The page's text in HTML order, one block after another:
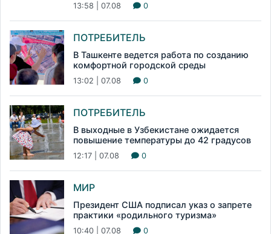
13:58 | 07.08 0
ПОТРЕБИТЕЛЬ
В Ташкенте ведется работа по созданию
комфортной городской среды
13:02 | 07.08 0
ПОТРЕБИТЕЛЬ
В выходные в Узбекистане ожидается
повышение температуры до 42 градусов
12:17 | 07.08 0
МИР
Президент США подписал указ о запрете
практики «родильного туризма»
10:40 | 07.08 0